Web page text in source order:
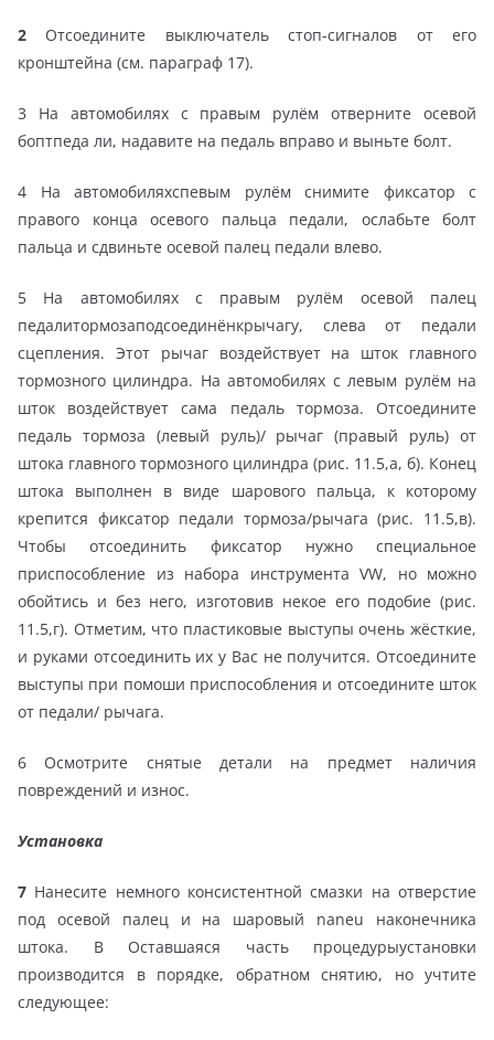
2 Отсоедините выключатель стоп-сигналов от его
кронштейна (см. параграф 17).
3 На автомобилях с правым рулём отверните осевой
боптпеда ли, надавите на педаль вправо и выньте болт.
4 На автомобиляхспевым рулём снимите фиксатор с
правого конца осевого пальца педали, ослабьте болт
пальца и сдвиньте осевой палец педали влево.
5 На автомобилях с правым рулём осевой палец
педалитормозаподсоединёнкрычагу, слева от педали
сцепления. Этот рычаг воздействует на шток главного
тормозного цилиндра. На автомобилях с левым рулём на
шток воздействует сама педаль тормоза. Отсоедините
педаль тормоза (левый руль)/ рычаг (правый руль) от
штока главного тормозного цилиндра (рис. 11.5,а, б). Конец
штока выполнен в виде шарового пальца, к которому
крепится фиксатор педали тормоза/рычага (рис. 11.5,в).
Чтобы отсоединить фиксатор нужно специальное
приспособление из набора инструмента VW, но можно
обойтись и без него, изготовив некое его подобие (рис.
11.5,г). Отметим, что пластиковые выступы очень жёсткие,
и руками отсоединить их у Вас не получится. Отсоедините
выступы при помоши приспособления и отсоедините шток
от педали/ рычага.
6 Осмотрите снятые детали на предмет наличия
повреждений и износ.
Установка
7 Нанесите немного консистентной смазки на отверстие
под осевой палец и на шаровый naneu наконечника
штока. В Оставшаяся часть процедурыустановки
производится в порядке, обратном снятию, но учтите
следующее: